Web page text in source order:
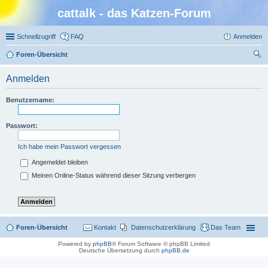
cattalk - das Katzen-Forum
Schnellzugriff FAQ Anmelden
Foren-Übersicht
Anmelden
Benutzername:
Passwort:
Ich habe mein Passwort vergessen
Angemeldet bleiben
Meinen Online-Status während dieser Sitzung verbergen
Foren-Übersicht Das Team
Datenschutzerklärung
Kontakt
Powered by phpBB® Forum Software © phpBB Limited
Deutsche Übersetzung durch phpBB.de